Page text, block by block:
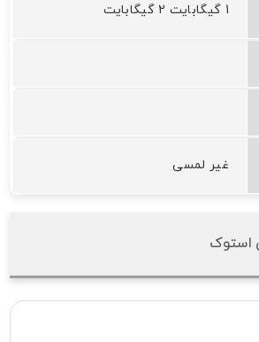
1 گیگابایت 2 گیگابایت
غیر لمسی
استوک